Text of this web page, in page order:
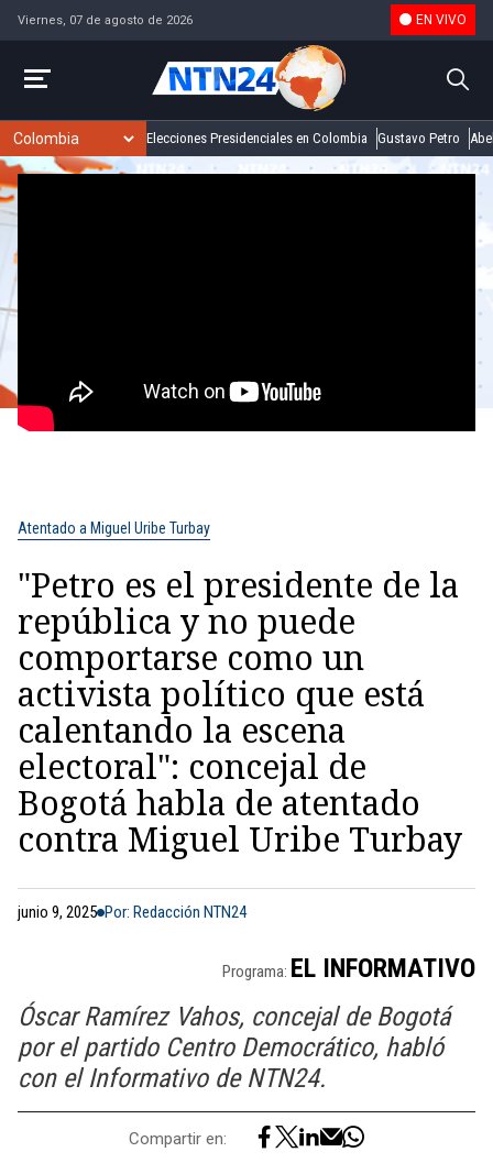
Viernes, 07 de agosto de 2026 EN VIVO
Elecciones Presidenciales en Colombia Gustavo Petro
Atentado a Miguel Uribe Turbay
"Petro es el presidente de la
república y no puede
comportarse como un
activista político que está
calentando la escena
electoral": concejal de
Bogotá habla de atentado
contra Miguel Uribe Turbay
junio 9, 2025 Por: Redacción NTN24
Programa: EL INFORMATIVO
Óscar Ramírez Vahos, concejal de Bogotá
por el partido Centro Democrático, habló
con el Informativo de NTN24.
Compartir en: